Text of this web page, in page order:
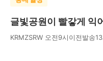
글빛공원이 빨갛게 익
KRMZSRW 오전9시이전발송